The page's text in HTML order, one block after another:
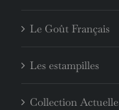
Le Goût Français
Les estampilles
Collection Actuelle